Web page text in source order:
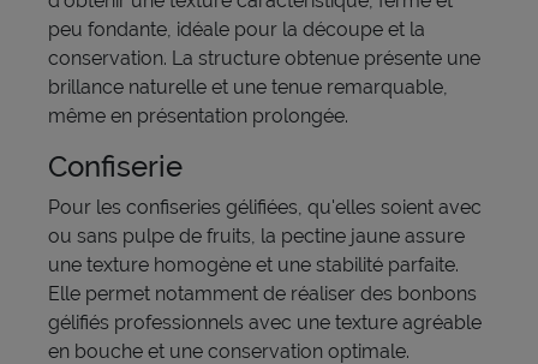
peu fondante, idéale pour la découpe et la
conservation. La structure obtenue présente une
brillance naturelle et une tenue remarquable,
même en présentation prolongée.
Confiserie
Pour les confiseries gélifiées, qu'elles soient avec
ou sans pulpe de fruits, la pectine jaune assure
une texture homogène et une stabilité parfaite.
Elle permet notamment de réaliser des bonbons
gélifiés professionnels avec une texture agréable
en bouche et une conservation optimale.